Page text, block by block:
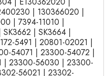
| 130366020 |
| 7394-11010 |
| SK3664 |
5491 | 20801-02021 |
54071 | 23300-54072 |
| 23300-56030 | 23300-
56021 | 23302-